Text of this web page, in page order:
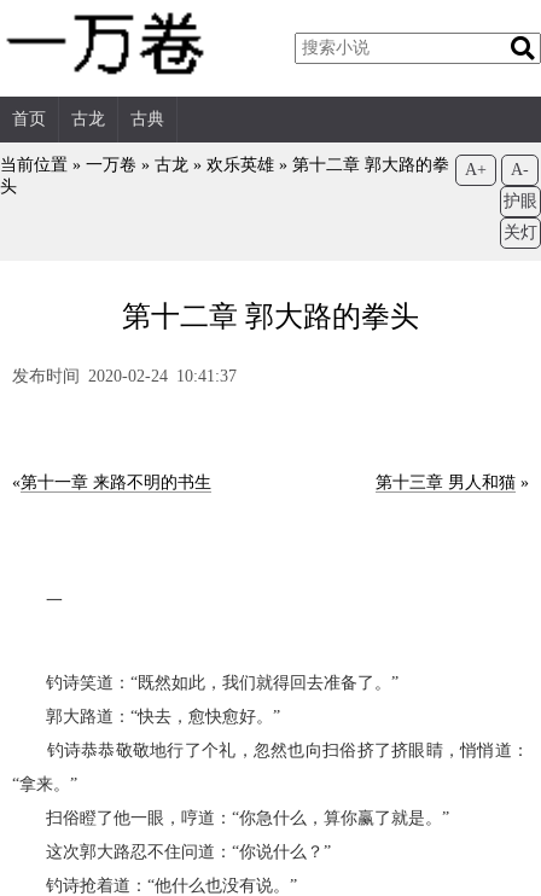
首页 古龙 古典
当前位置 » 一万卷 » 古龙 » 欢乐英雄 » 第十二章 郭大路的拳
头
A+
A-
护眼
关灯
第十二章 郭大路的拳头
发布时间 2020-02-24 10:41:37
«第十一章 来路不明的书生 第十三章 男人和猫»
一
钓诗笑道：“既然如此，我们就得回去准备了。”
郭大路道：“快去，愈快愈好。”
钓诗恭恭敬敬地行了个礼，忽然也向扫俗挤了挤眼睛，悄悄道：
“拿来。”
扫俗瞪了他一眼，哼道：“你急什么，算你赢了就是。”
这次郭大路忍不住问道：“你说什么？”
钓诗抢着道：“他什么也没有说。”